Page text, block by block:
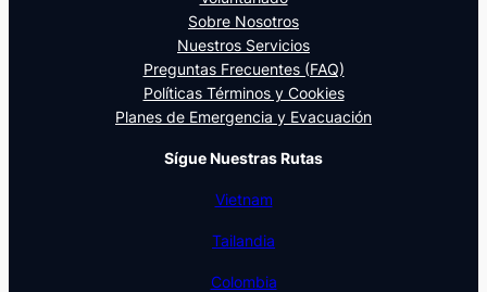
Sobre Nosotros
Nuestros Servicios
Preguntas Frecuentes (FAQ)
Políticas Términos y Cookies
Planes de Emergencia y Evacuación
Sígue Nuestras Rutas
Vietnam
Tailandia
Colombia